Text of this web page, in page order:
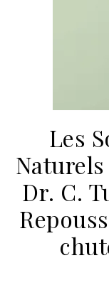
Les
Dr. C.